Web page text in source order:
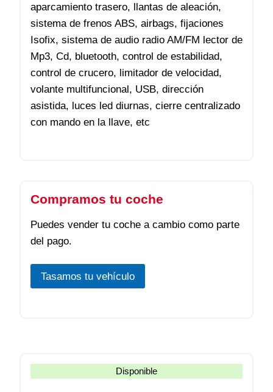
aparcamiento trasero, llantas de aleación,
sistema de frenos ABS, airbags, fijaciones
Isofix, sistema de audio radio AM/FM lector de
Mp3, Cd, bluetooth, control de estabilidad,
control de crucero, limitador de velocidad,
volante multifuncional, USB, dirección
asistida, luces led diurnas, cierre centralizado
con mando en la llave, etc
Compramos tu coche
Puedes vender tu coche a cambio como parte
del pago.
Tasamos tu vehículo
Disponible